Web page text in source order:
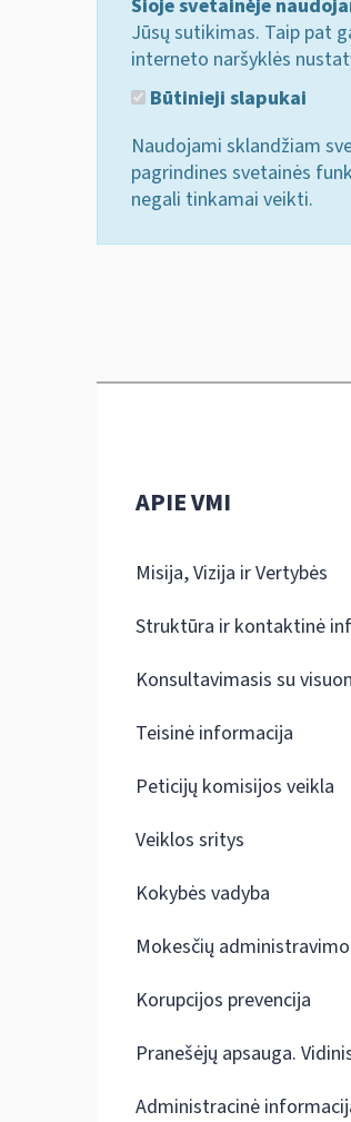
Šioje svetainėje
Jūsų sutikimas. Taip pat
interneto naršyklės
Būtinieji slapukai
Naudojami sklandžiam
pagrindines svetainės
negali tinkamai veikti.
APIE VMI
Misija, Vizija ir Vertybės
Struktūra ir kontaktinė
Konsultavimasis su
Teisinė informacija
Peticijų komisijos veikla
Veiklos sritys
Kokybės vadyba
Mokesčių
Korupcijos prevencija
Pranešėjų apsauga.
Administracinė